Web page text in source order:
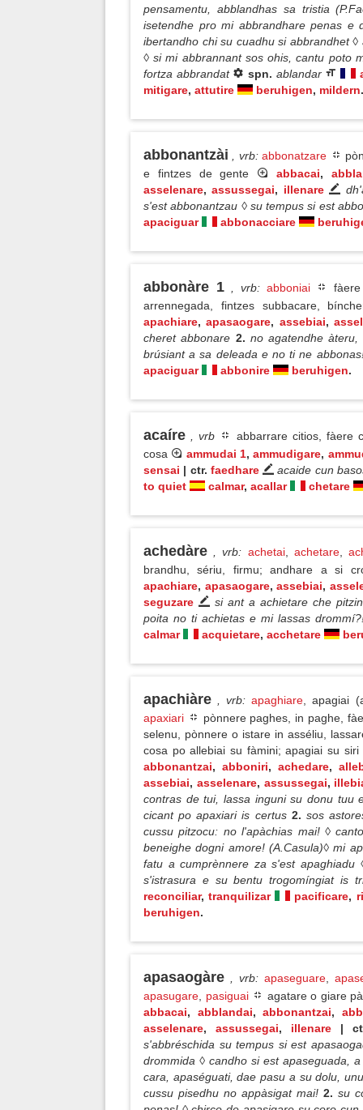
pensamentu, abblandhas sa tristia
isetendhe pro mi abbrandhare penas e
ibertandho chi su cuadhu si abbrandhet
◊ si mi abbrannant sos ohis, cantu poto
fortza abbrandat
spn. ablandar
mitigare, attutire beruhigen, mildern.
abbonantzài , vrb: abbonatzare
e fintzes de gente
abbacai,
asselenare,assussegai, illenare
s'est abbonantzau ◊ su tempus si est
apaciguar
abbonacciare
abbonàre 1 , vrb: abboniai
arrennegada, fintzes subbacare,
apachiare,apasaogare, assebiai,
cheret abbonare 2. no agatendhe
brúsiant a sa deleada e no ti ne
apaciguar
abbonire beruhigen.
acaíre , vrb
abbarrare citios, fàere
cosa
ammudai 1,ammudigare,
sensai | ctr. faedhare
acaide cun
to quiet
calmar, acallar chetare
achedàre , vrb: achetai, achetare,
brandhu, sériu, firmu; andhare a si
apachiare, apasaogare, assebiai,
seguzare
si ant a achietare che
poita no ti achietas e mi lassas
calmar
acquietare, acchetare
apachiàre , vrb: apaghiare , apagiai
apaxiari
pònnere paghes, in paghe,
selenu, pònnere o istare in asséliu,
cosa po allebiai su fàmini; apagiai su
abbonantzai,abboniri,achedare,
assebiai, asselenare, assussegai,
contras de tui, lassa inguni su donu tuu
cicant po apaxiari is certus 2. sos
cussu pitzocu: no l'apàchias mai! ◊
beneighe dogni amore! (A.Casula)◊ mi
fatu a cumprènnere za s'est
s'istrasura e su bentu trogomíngiat is
reconciliar, tranquilizar pacificare,
beruhigen.
apasaogàre , vrb: apaseguare
apasugare
pasiguai
agatare o giare
abbacai, abblandai,abbonantzai,
asselenare,assussegai, illenare
|
s'abbréschida su tempus si est
drommida ◊ candho si est apaseguada,
cara, apaséguati, dae pasu a su dolu,
cussu pisedhu no appàsigat mai! 2. su